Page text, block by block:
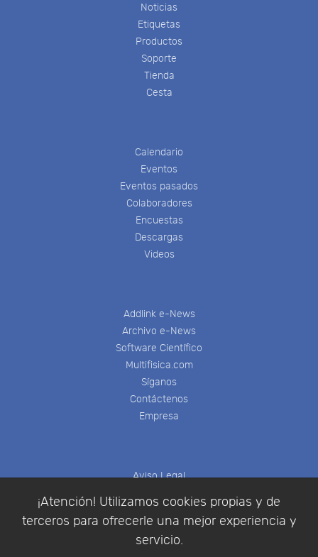
¡Atención! Utilizamos cookies propias y de
terceros para ofrecerle una mejor experiencia y
servicio.
Noticias
Etiquetas
Productos
Soporte
Tienda
Cesta
Calendario
Eventos
Eventos pasados
Colaboradores
Encuestas
Descargas
Videos
Addlink e-News
Archivo e-News
Software Científico
Multifisica.com
Síganos
Contáctenos
Empresa
Aviso Legal
Política de Privacidad
Condiciones de compra
Identificarse